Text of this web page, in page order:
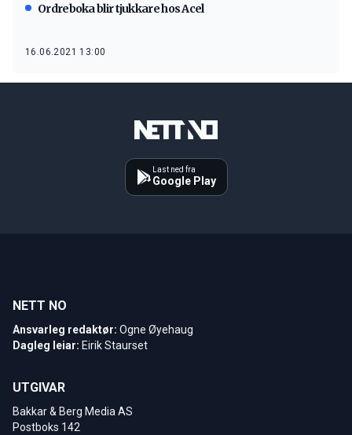
Ordreboka blir tjukkare hos Acel
16.06.2021 13:00
Last ned fra
Google Play
NETT NO
Ansvarleg redaktør: Ogne Øyehaug
Dagleg leiar: Eirik Staurset
UTGIVAR
Bakkar & Berg Media AS
Postboks 142